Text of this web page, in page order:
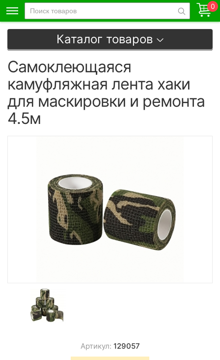
0
Каталог товаров
Самоклеющаяся
камуфляжная лента хаки
для маскировки и ремонта
4.5м
Артикул: 129057